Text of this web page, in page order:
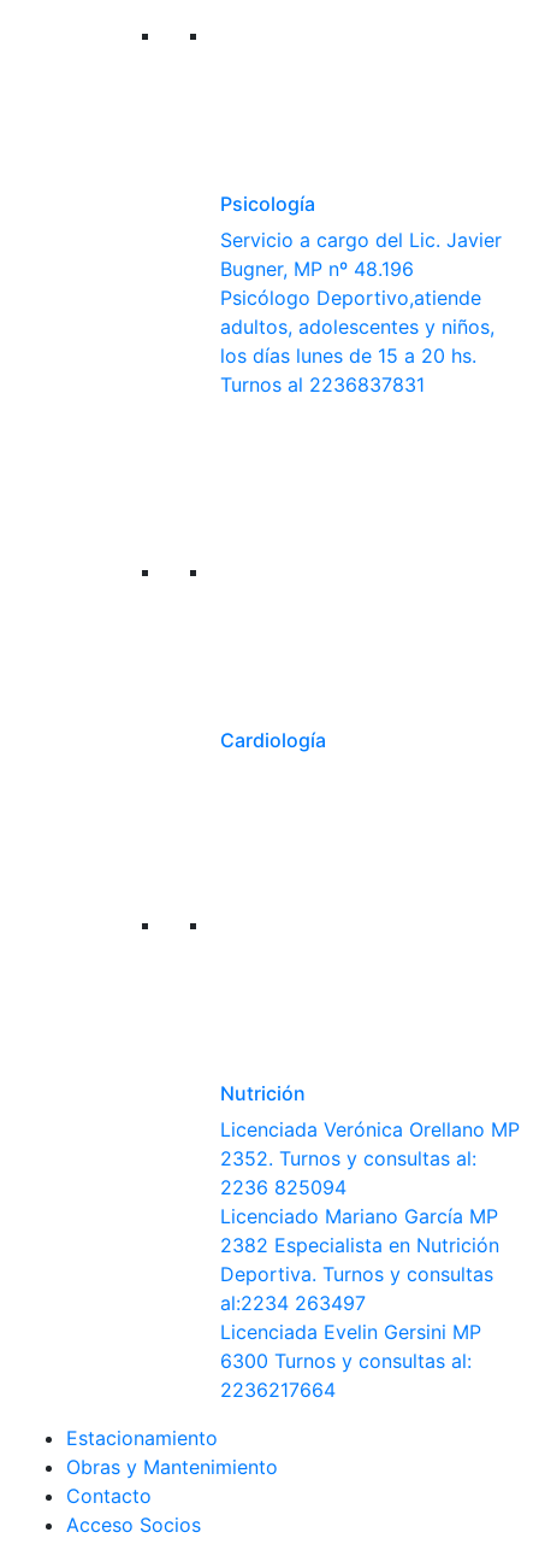
Psicología
Servicio a cargo del Lic. Javier
Bugner, MP nº 48.196
Psicólogo Deportivo,atiende
adultos, adolescentes y niños,
los días lunes de 15 a 20 hs.
Turnos al 2236837831
Cardiología
Nutrición
Licenciada Verónica Orellano MP
2352. Turnos y consultas al:
2236 825094
Licenciado Mariano García MP
2382 Especialista en Nutrición
Deportiva. Turnos y consultas
al:2234 263497
Licenciada Evelin Gersini MP
6300 Turnos y consultas al:
2236217664
Estacionamiento
Obras y Mantenimiento
Contacto
Acceso Socios